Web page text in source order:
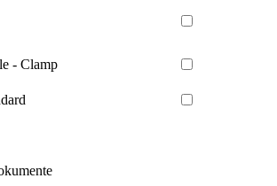
- Clamp